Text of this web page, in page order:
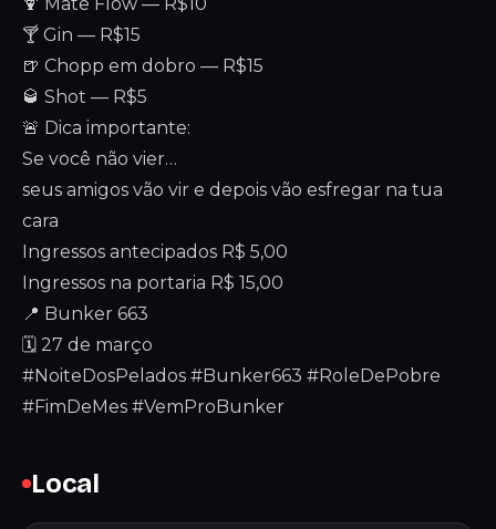
🍸 Gin — R$15
🍺 Chopp em dobro — R$15
🥃 Shot — R$5
🚨 Dica importante:
Se você não vier…
seus amigos vão vir e depois vão esfregar na tua
cara
Ingressos antecipados R$ 5,00
Ingressos na portaria R$ 15,00
📍 Bunker 663
🗓️ 27 de março
#NoiteDosPelados #Bunker663 #RoleDePobre
#FimDeMes #VemProBunker
Local